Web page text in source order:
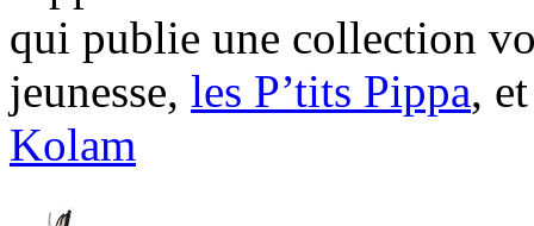
qui publie une collection
jeunesse, les P’tits Pippa,
Kolam